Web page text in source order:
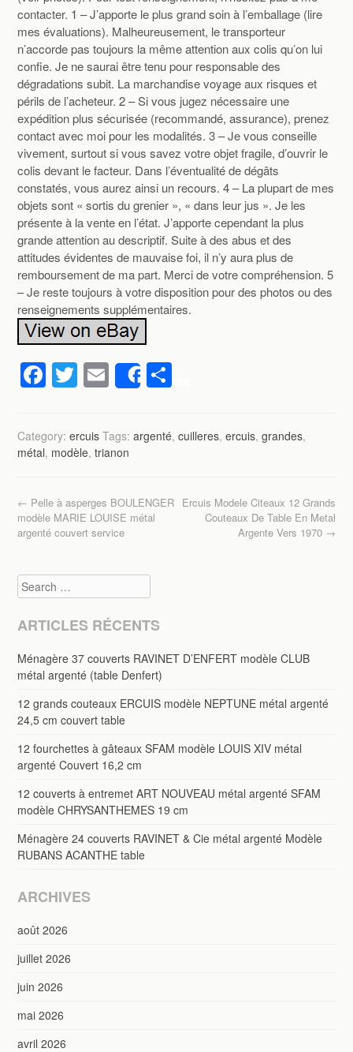
contacter. 1 – J’apporte le plus grand soin à l’emballage (lire
mes évaluations). Malheureusement, le transporteur
n’accorde pas toujours la même attention aux colis qu’on lui
confie. Je ne saurai être tenu pour responsable des
dégradations subit. La marchandise voyage aux risques et
périls de l’acheteur. 2 – Si vous jugez nécessaire une
expédition plus sécurisée (recommandé, assurance), prenez
contact avec moi pour les modalités. 3 – Je vous conseille
vivement, surtout si vous savez votre objet fragile, d’ouvrir le
colis devant le facteur. Dans l’éventualité de dégâts
constatés, vous aurez ainsi un recours. 4 – La plupart de mes
objets sont « sortis du grenier », « dans leur jus ». Je les
présente à la vente en l’état. J’apporte cependant la plus
grande attention au descriptif. Suite à des abus et des
attitudes évidentes de mauvaise foi, il n’y aura plus de
remboursement de ma part. Merci de votre compréhension. 5
– Je reste toujours à votre disposition pour des photos ou des
renseignements supplémentaires.
F
c
e
o
o
T
tt
er
E
m
ail
Share
ta
g
Category:ercuis Tags:argenté,cuilleres,ercuis,grandes,
métal, modèle,trianon
Post navigation
← Pelle à asperges BOULENGER
modèle MARIE LOUISE métal
argenté couvert service
Ercuis Modele Citeaux 12 Grands
Couteaux De Table En Metal
Argente Vers 1970 →
Search
ARTICLES RÉCENTS
Ménagère 37 couverts RAVINET D’ENFERT modèle CLUB
métal argenté (table Denfert)
12 grands couteaux ERCUIS modèle NEPTUNE métal argenté
24,5 cm couvert table
12 fourchettes à gâteaux SFAM modèle LOUIS XIV métal
argenté Couvert 16,2 cm
12 couverts à entremet ART NOUVEAU métal argenté SFAM
modèle CHRYSANTHEMES 19 cm
Ménagère 24 couverts RAVINET & Cie métal argenté Modèle
RUBANS ACANTHE table
ARCHIVES
août 2026
juillet 2026
juin 2026
mai 2026
avril 2026